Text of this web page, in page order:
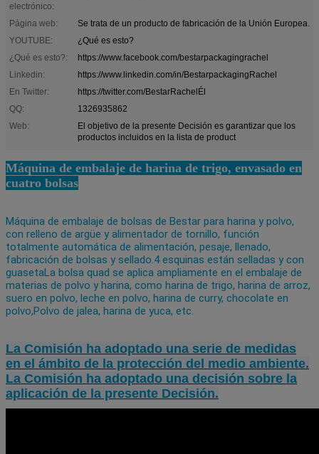
electrónico:
Página web:
Se trata de un producto de fabricación de la Unión Europea.
YOUTUBE:
¿Qué es esto?
¿Qué es esto?:
https://www.facebook.com/bestarpackagingrachel
Linkedin:
https://www.linkedin.com/in/BestarpackagingRachel
En Twitter:
https://twitter.com/BestarRachelÉl
QQ:
1326935862
Web:
El objetivo de la presente Decisión es garantizar que los
productos incluidos en la lista de product
Máquina de embalaje de harina de trigo, envasado en
cuatro bolsas
Máquina de embalaje de bolsas de Bestar para harina y polvo,
con relleno de argüe y alimentador de tornillo, función
totalmente automática de alimentación, pesaje, llenado,
fabricación de bolsas y sellado.4 esquinas están selladas y con
guasetaLa bolsa quad se aplica ampliamente en el embalaje de
materias de polvo y harina, como harina de trigo, harina de arroz,
suero en polvo, leche en polvo, harina de curry, chocolate en
polvo,Polvo de jalea, harina de yuca, etc.
La Comisión ha adoptado una serie de medidas
en el ámbito de la protección del medio ambiente.
La Comisión ha adoptado una decisión sobre la
aplicación de la presente Decisión.